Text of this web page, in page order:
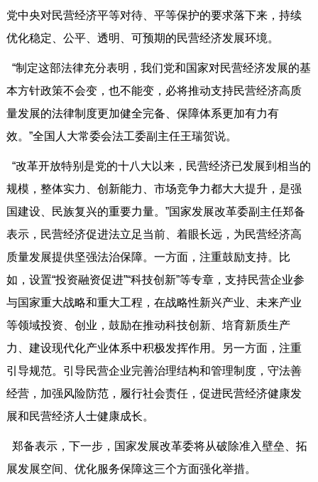
党中央对民营经济平等对待、平等保护的要求落下来，持续
优化稳定、公平、透明、可预期的民营经济发展环境。
“制定这部法律充分表明，我们党和国家对民营经济发展的基
本方针政策不会变，也不能变，必将推动支持民营经济高质
量发展的法律制度更加健全完备、保障体系更加有力有
效。”全国人大常委会法工委副主任王瑞贺说。
“改革开放特别是党的十八大以来，民营经济已发展到相当的
规模，整体实力、创新能力、市场竞争力都大大提升，是强
国建设、民族复兴的重要力量。”国家发展改革委副主任郑备
表示，民营经济促进法立足当前、着眼长远，为民营经济高
质量发展提供坚强法治保障。一方面，注重鼓励支持。比
如，设置“投资融资促进”“科技创新”等专章，支持民营企业参
与国家重大战略和重大工程，在战略性新兴产业、未来产业
等领域投资、创业，鼓励在推动科技创新、培育新质生产
力、建设现代化产业体系中积极发挥作用。另一方面，注重
引导规范。引导民营企业完善治理结构和管理制度，守法善
经营，加强风险防范，履行社会责任，促进民营经济健康发
展和民营经济人士健康成长。
郑备表示，下一步，国家发展改革委将从破除准入壁垒、拓
展发展空间、优化服务保障这三个方面强化举措。